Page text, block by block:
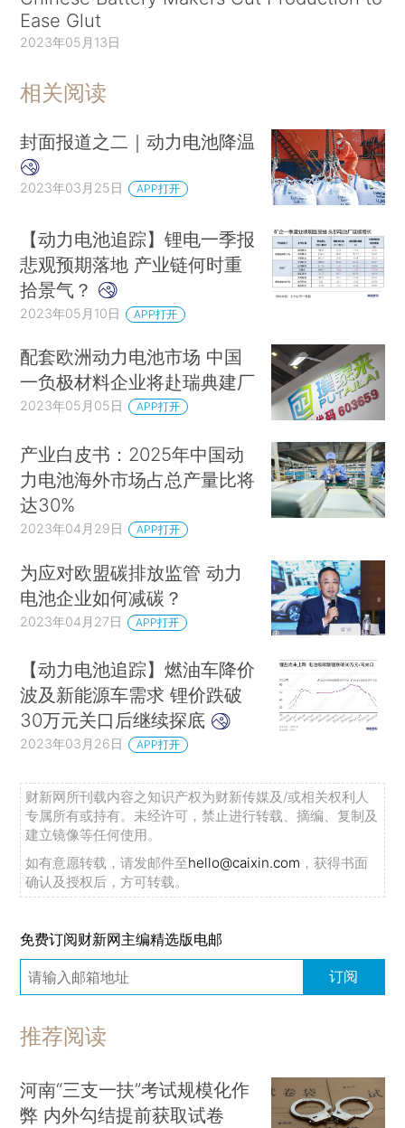
Ease Glut
2023年05月13日
相关阅读
封面报道之二｜动力电池降温
2023年03月25日 APP打开
【动力电池追踪】锂电一季报
悲观预期落地 产业链何时重
拾景气？
2023年05月10日 APP打开
配套欧洲动力电池市场 中国
一负极材料企业将赴瑞典建厂
2023年05月05日 APP打开
产业白皮书：2025年中国动
力电池海外市场占总产量比将
达30%
2023年04月29日 APP打开
为应对欧盟碳排放监管 动力
电池企业如何减碳？
2023年04月27日 APP打开
【动力电池追踪】燃油车降价
波及新能源车需求 锂价跌破
30万元关口后继续探底
2023年03月26日 APP打开
财新网所刊载内容之知识产权为财新传媒及/或相关权利人
专属所有或持有。未经许可，禁止进行转载、摘编、复制及
建立镜像等任何使用。
如有意愿转载，请发邮件至hello@caixin.com ，获得书面
确认及授权后，方可转载。
免费订阅财新网主编精选版电邮
订阅
推荐阅读
河南“三支一扶”考试规模化作
弊 内外勾结提前获取试卷